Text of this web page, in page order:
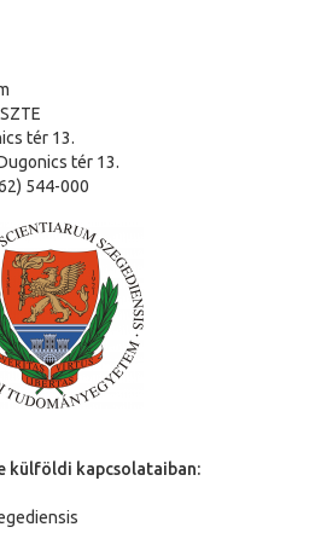
SZTE
tér 13.
tér 13.
544-000
külföldi kapcsolataiban: